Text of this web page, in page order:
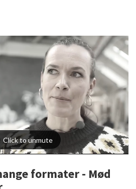
formater - Mød